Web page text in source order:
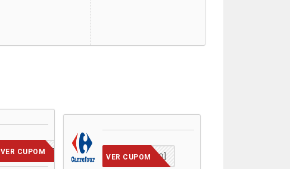
VCMERECE
VER CUPOM [JÁ INCLUSO]
VER CUPOM